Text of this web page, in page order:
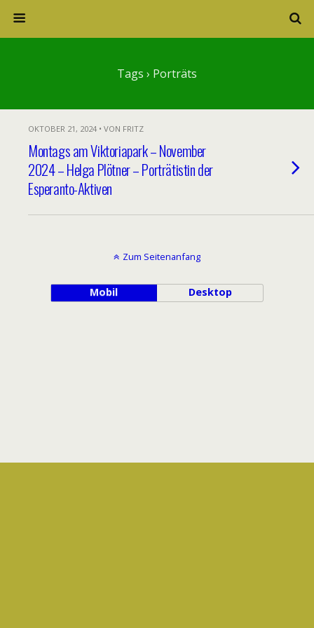
Tags › Porträts
OKTOBER 21, 2024 • VON FRITZ
Montags am Viktoriapark – November
2024 – Helga Plötner – Porträtistin der
Esperanto-Aktiven
Zum Seitenanfang
Mobil Desktop